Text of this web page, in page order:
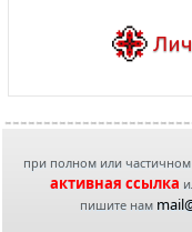
при полном или
активная ссылка
пишите нам